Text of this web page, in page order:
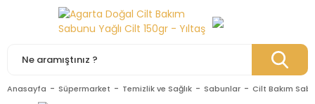
Anasayfa Süpermarket Temizlik ve Sağlık Sabunlar Cilt Bakım